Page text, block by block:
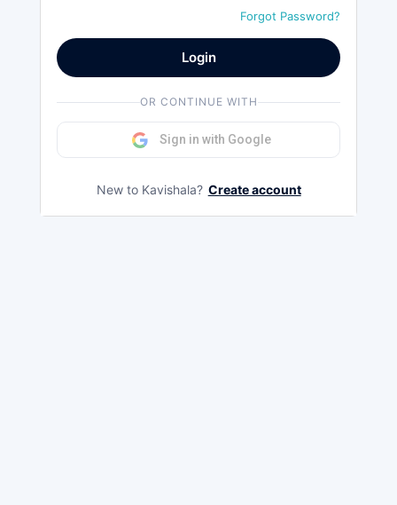
Forgot Password?
Login
OR CONTINUE WITH
Sign in with Google
New to Kavishala? Create account